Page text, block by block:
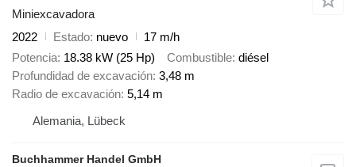
Miniexcavadora
2022
Estado nuevo
17 m/h
Potencia 18.38 kW (25 Hp) Combustible diésel
Profundidad de excavación 3,48 m
Radio de excavación 5,14 m
Alemania, Lübeck
Buchhammer Handel GmbH